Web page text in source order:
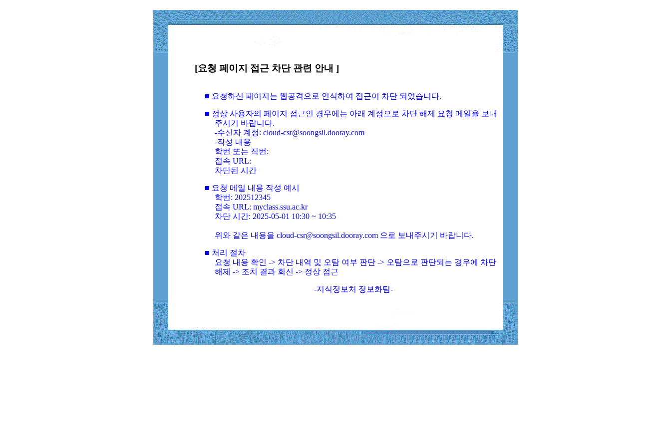
[요청 페이지 접근 차단 관련 안내 ]
■ 요청하신 페이지는 웹공격으로 인식하여 접근이 차단 되었습니다.
■ 정상 사용자의 페이지 접근인 경우에는 아래 계정으로 차단 해제 요청 메일을 보내
주시기 바랍니다.
-수신자 계정: cloud-csr@soongsil.dooray.com
-작성 내용
학번 또는 직번:
접속 URL:
차단된 시간
■ 요청 메일 내용 작성 예시
학번: 202512345
접속 URL: myclass.ssu.ac.kr
차단 시간: 2025-05-01 10:30 ~ 10:35
위와 같은 내용을 cloud-csr@soongsil.dooray.com 으로 보내주시기 바랍니다.
■ 처리 절차
요청 내용 확인 -> 차단 내역 및 오탐 여부 판단 -> 오탐으로 판단되는 경우에 차단
해제 -> 조치 결과 회신 -> 정상 접근
-지식정보처 정보화팀-